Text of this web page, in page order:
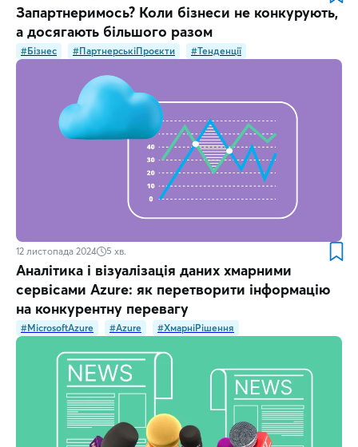
Запартнеримось? Коли бізнеси не конкурують,
а досягають більшого разом
#Бізнес #ПартнерськіПроєкти #Тенденції
12 листопада 2024 5 хв.
Аналітика і візуалізація даних хмарними
сервісами Azure: як перетворити інформацію
на конкурентну перевагу
#MicrosoftAzure #Azure #ХмарніРішення